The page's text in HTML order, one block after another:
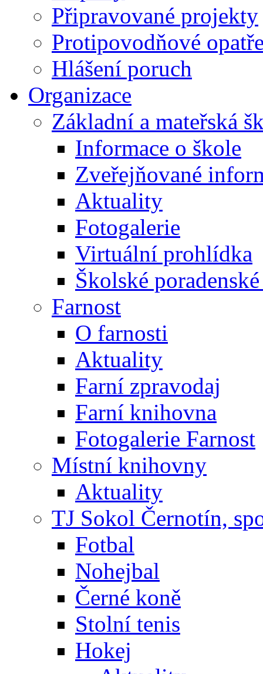
Připravované projekty
Protipovodňové
Hlášení poruch
Organizace
Základní a mateřská
Informace o škole
Zveřejňované
Aktuality
Fotogalerie
Virtuální prohlídka
Školské
Farnost
O farnosti
Aktuality
Farní zpravodaj
Farní knihovna
Fotogalerie Farnost
Místní knihovny
Aktuality
TJ Sokol Černotín,
Fotbal
Nohejbal
Černé koně
Stolní tenis
Hokej